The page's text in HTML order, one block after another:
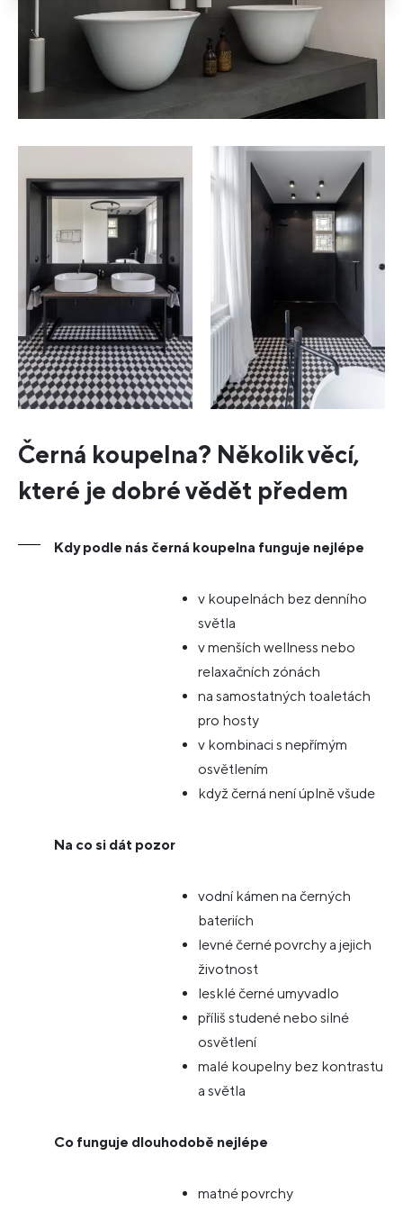
Černá koupelna? Několik věcí,
které je dobré vědět předem
Kdy podle nás černá koupelna funguje nejlépe
v koupelnách bez denního
světla
v menších wellness nebo
relaxačních zónách
na samostatných toaletách
pro hosty
v kombinaci s nepřímým
osvětlením
když černá není úplně všude
Na co si dát pozor
vodní kámen na černých
bateriích
levné černé povrchy a jejich
životnost
lesklé černé umyvadlo
příliš studené nebo silné
osvětlení
malé koupelny bez kontrastu
a světla
Co funguje dlouhodobě nejlépe
matné povrchy